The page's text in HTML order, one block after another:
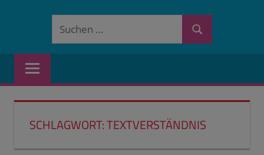
Suchen
Suchen
SCHLAGWORT:TEXTVERSTÄNDNIS